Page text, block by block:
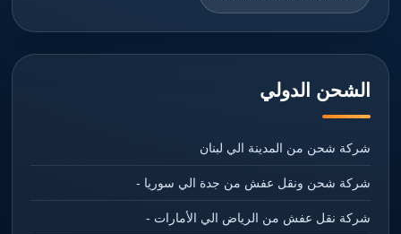
الشحن الدولي
شركة شحن من المدينة الي لبنان
شركة شحن ونقل عفش من جدة الي سوريا -
شركة نقل عفش من الرياض الي الأمارات -